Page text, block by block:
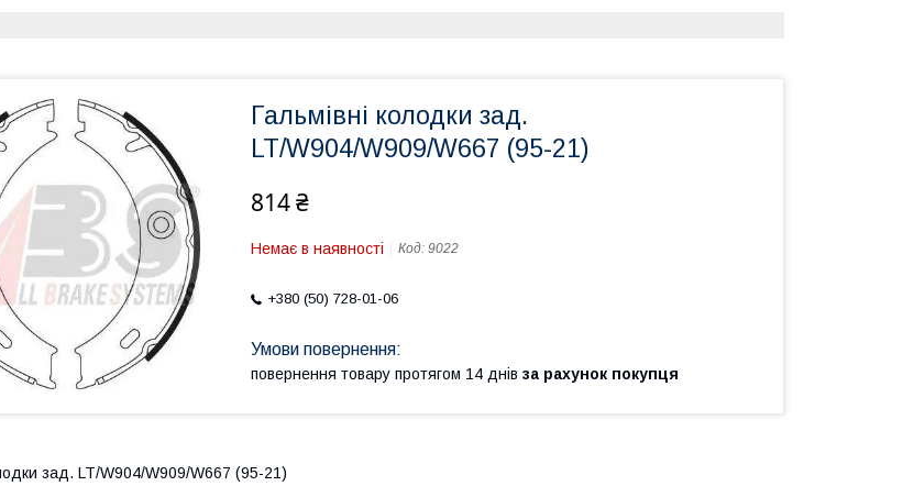
Гальмівні колодки зад.
LT/W904/W909/W667 (95-21)
814 ₴
Немає в наявності Код: 9022
+380 (50) 728-01-06
повернення товару протягом 14 днів за рахунок покупця
зад. LT/W904/W909/W667 (95-21)